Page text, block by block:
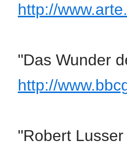
http://
"Das Wunder
http://
"Robert